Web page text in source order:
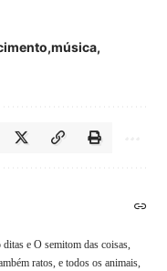
música
e O semitom das coisas,
ratos, e todos os animais,